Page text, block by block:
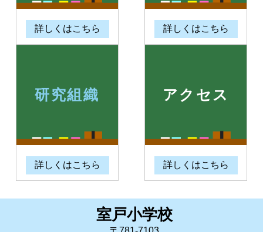
詳しくはこちら 詳しくはこちら
研究組織
詳しくはこちら
アクセス
詳しくはこちら
室戸小学校